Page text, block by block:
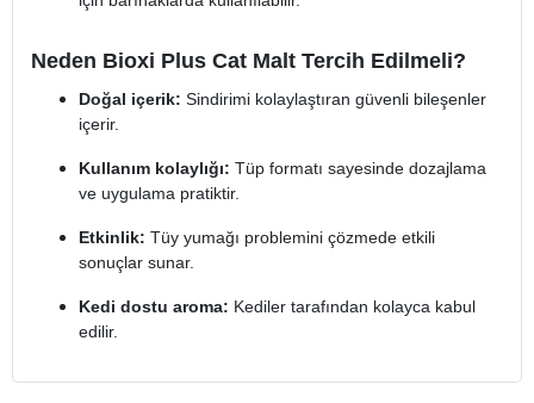
Neden Bioxi Plus Cat Malt Tercih Edilmeli?
Doğal içerik: Sindirimi kolaylaştıran güvenli bileşenler
içerir.
Kullanım kolaylığı: Tüp formatı sayesinde dozajlama
ve uygulama pratiktir.
Etkinlik: Tüy yumağı problemini çözmede etkili
sonuçlar sunar.
Kedi dostu aroma: Kediler tarafından kolayca kabul
edilir.